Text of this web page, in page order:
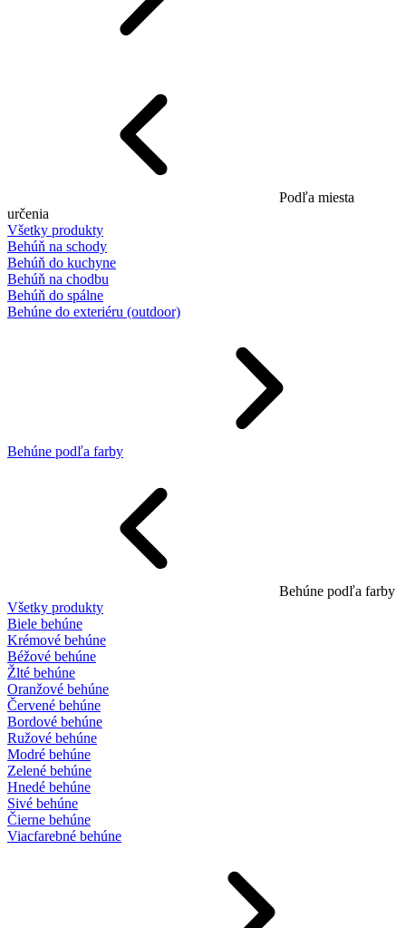
Podľa miesta
určenia
Všetky produkty
Behúň na schody
Behúň do kuchyne
Behúň na chodbu
Behúň do spálne
Behúne do exteriéru (outdoor)
Behúne podľa farby
Behúne podľa farby
Všetky produkty
Biele behúne
Krémové behúne
Béžové behúne
Žlté behúne
Oranžové behúne
Červené behúne
Bordové behúne
Ružové behúne
Modré behúne
Zelené behúne
Hnedé behúne
Sivé behúne
Čierne behúne
Viacfarebné behúne